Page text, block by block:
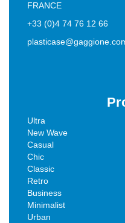
FRANCE
+33 (0)4 74 76 12 66
Ultra
New Wave
Casual
Chic
Classic
Retro
Business
Minimalist
Urban